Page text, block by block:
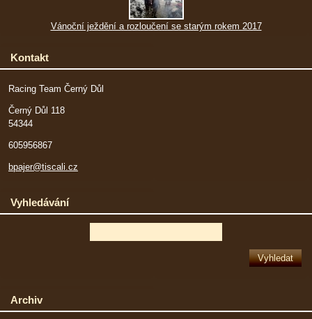
Vánoční ježdění a rozloučení se starým rokem 2017
Kontakt
Racing Team Černý Důl
Černý Důl 118
54344
605956867
bpajer@tiscali.cz
Vyhledávání
Archiv